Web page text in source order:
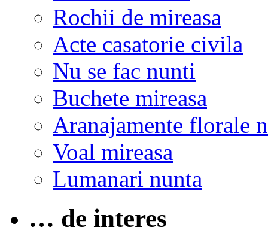
Rochii de mireasa
Acte casatorie civila
Nu se fac nunti
Buchete mireasa
Aranajamente florale
Voal mireasa
Lumanari nunta
… de interes